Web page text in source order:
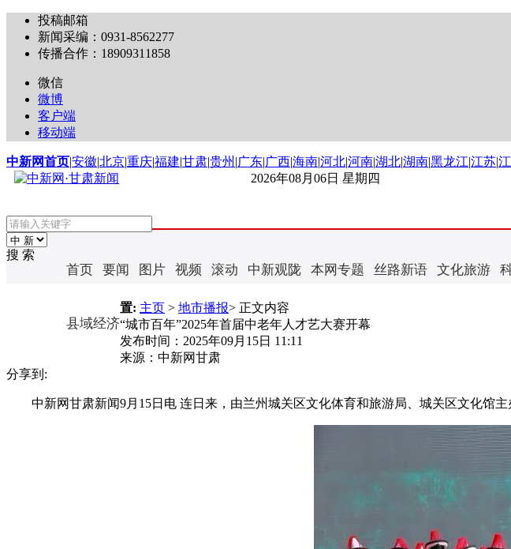
投稿邮箱
新闻采编：0931-8562277
传播合作：18909311858
微信
微博
客户端
移动端
中新网首页|安徽|北京|重庆|福建|甘肃|贵州 |广东|广西|海南|河北|河南|湖北|湖南|黑龙江|江苏|
2026年08月06日 星期四
搜 索
首页 要闻 图片 视频 滚动 中新观陇 本网专题 丝路新语 文化旅游
县域经济
置: 主页 > 地市播报> 正文内容
“城市百年”2025年首届中老年人才艺大赛开幕
发布时间： 2025年09月15日 11:11
来源： 中新网甘肃
分享到:
中新网甘肃新闻9月15日电 连日来，由兰州城关区文化体育和旅游局、城关区文化馆主